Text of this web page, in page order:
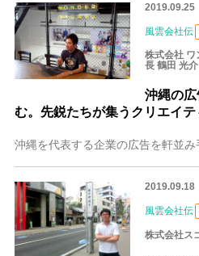
2019.09.25
風雲会社伝
株式会社 ワ
長 鶴田 光介
沖縄の
む。先鋭たちが集うクリエイ
2019.09.18
風雲会社伝
株式会社ス